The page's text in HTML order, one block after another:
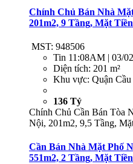
Chính Chủ Bán Nhà
201m2, 9 Tầng, Mặt
MST: 948506
Tin 11:08AM | 03/
Diện tích: 201 m²
Khu vực: Quận
136 Tỷ
Chính Chủ Cần Bán Tòa
Nội, 201m2, 9,5 Tầng,
Cần Bán Nhà Mặt Phố
551m2, 2 Tầng, Mặt